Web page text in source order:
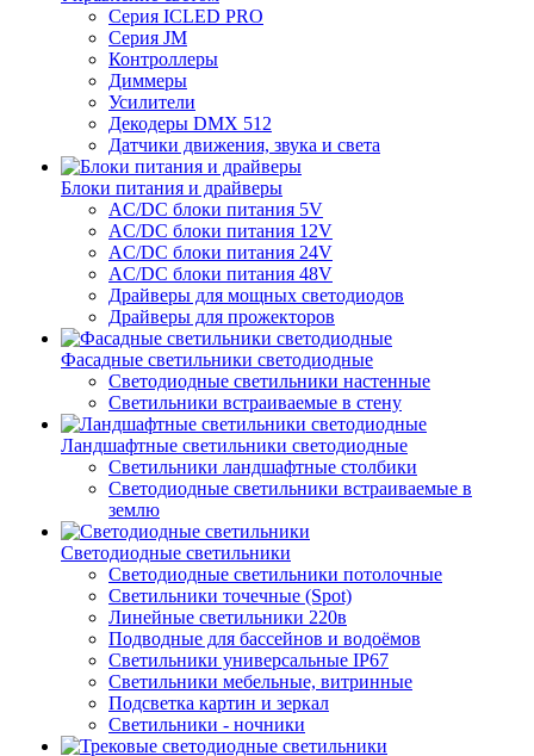
Серия ICLED PRO
Серия JM
Контроллеры
Диммеры
Усилители
Декодеры DMX 512
Датчики движения, звука и света
Блоки питания и драйверы
AC/DC блоки питания 5V
AC/DC блоки питания 12V
AC/DC блоки питания 24V
AC/DC блоки питания 48V
Драйверы для мощных светодиодов
Драйверы для прожекторов
Фасадные светильники светодиодные
Светодиодные светильники настенные
Светильники встраиваемые в стену
Ландшафтные светильники светодиодные
Светильники ландшафтные столбики
Светодиодные светильники встраиваемые в
землю
Светодиодные светильники
Светодиодные светильники потолочные
Светильники точечные (Spot)
Линейные светильники 220в
Подводные для бассейнов и водоёмов
Светильники универсальные IP67
Светильники мебельные, витринные
Подсветка картин и зеркал
Светильники - ночники